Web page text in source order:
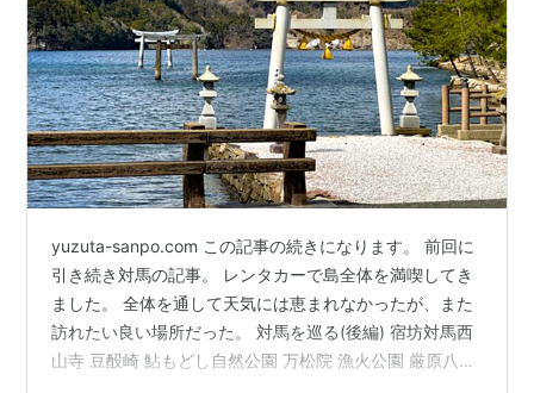
yuzuta-sanpo.com この記事の続きになります。 前回に
引き続き対馬の記事。 レンタカーで島全体を満喫してき
ました。 全体を通して天気には恵まれなかったが、また
訪れたい良い場所だった。 対馬を巡る(後編) 宿坊対馬西
山寺 豆酘崎 鮎もどし自然公園 万松院 漁火公園 厳原八幡